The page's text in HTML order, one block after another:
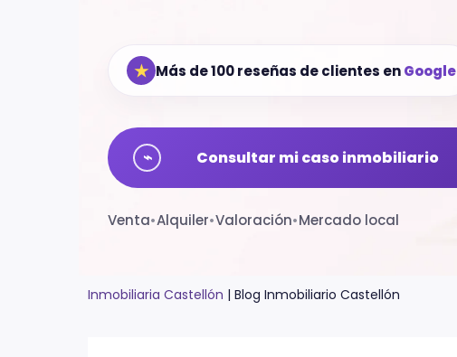
★ Más de 100 reseñas de clientes enGoogle
⌁ Consultar mi caso inmobiliario
Venta•Alquiler•Valoración•Mercado local
Inmobiliaria Castellón | Blog Inmobiliario Castellón